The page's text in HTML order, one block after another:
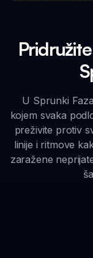
U Sprunki
kojem svaka
preživite protiv
linije i ritmove
zaražene